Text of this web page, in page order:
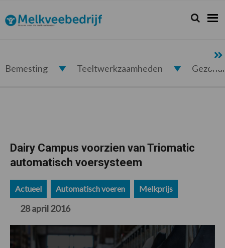
de
hoofdnavigatie
de
hoofd
de
eerste
de
voettekst
Melkveebedrijf.nl Zoeken...
Zoek
Bemesting Teeltwerkzaamheden
Dairy Campus voorzien van Triomatic
automatisch voersysteem
Actueel Automatisch voeren Melkprijs
28 april 2016